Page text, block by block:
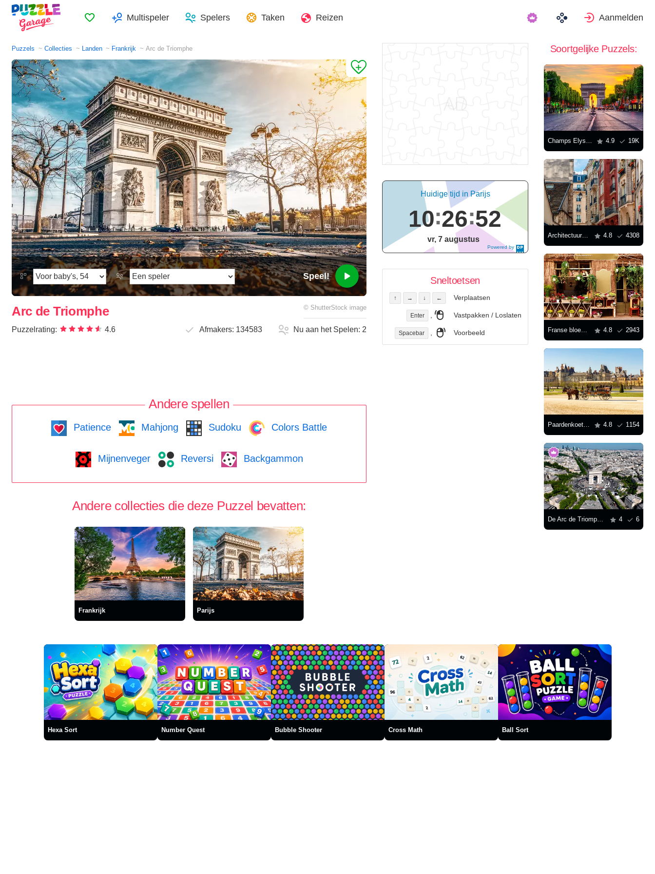
FavorietenMultispeler Spelers Taken Reizen Aanmelden
Puzzels Collecties Landen Frankrijk Arc de Triomphe
Speel!
Arc de Triomphe © ShutterStock image
Puzzelrating: 4.6 Afmakers: 134583 Nu aan het Spelen:2
Andere spellen
Patience Mahjong Sudoku Colors Battle
Mijnenveger Reversi Backgammon
Andere collecties die deze Puzzel bevatten:
Frankrijk Parijs
Powered by
DaysPedia.c
Huidige tijd in Parijs
10 26 52
vr, 7 augustus
Sneltoetsen
↑ → ↓ ← Verplaatsen
Enter Vastpakken / Loslaten
Spacebar Voorbeeld
Soortgelijke Puzzels:
Champs Elysees en Arc de Triomphe 4.9 19K
Architectuur van Parijse huizen 4.8 4308
Franse bloemenwinkel 4.8 2943
Paardenkoets bij het Paleis van Fontainebleau 4.8 1154
De Arc de Triomphe in het midden van het Place Charles de Gaulle 4 6
Hexa Sort Number Quest Bubble Shooter Cross Math Ball Sort